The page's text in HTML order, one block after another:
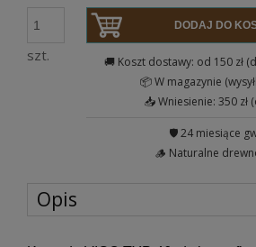
szt.
DODAJ DO
🚚 Koszt dostawy: od 150 zł
📦 W magazynie
📥 Wniesienie: 350 zł
🛡️ 24 miesiące
🪵 Naturalne
Opis